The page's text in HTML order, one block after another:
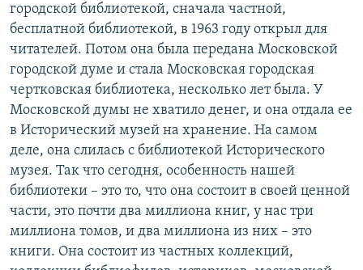
городской библиотекой, сначала частной,
бесплатной библиотекой, в 1963 году открыл для
читателей. Потом она была передана Московской
городской думе и стала Московская городская
чертковская библиотека, несколько лет была. У
Московской думы не хватило денег, и она отдала ее
в Исторический музей на хранение. На самом
деле, она слилась с библиотекой Исторического
музея. Так что сегодня, особенность нашей
библиотеки – это то, что она состоит в своей ценной
части, это почти два миллиона книг, у нас три
миллиона томов, и два миллиона из них – это
книги. Она состоит из частных коллекций,